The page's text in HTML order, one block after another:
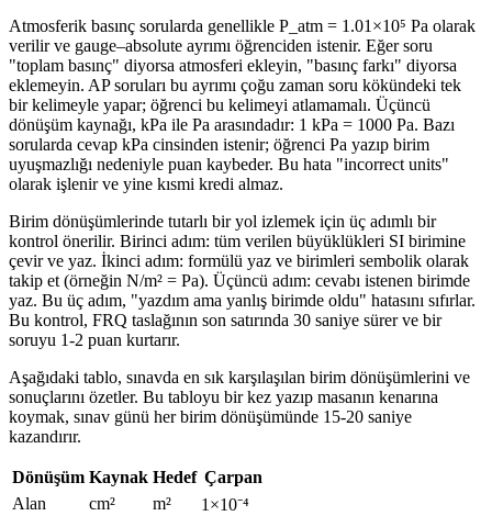
Atmosferik basınç sorularda genellikle P_atm = 1.01×10⁵ Pa olarak
verilir ve gauge–absolute ayrımı öğrenciden istenir. Eğer soru
"toplam basınç" diyorsa atmosferi ekleyin, "basınç farkı" diyorsa
eklemeyin. AP soruları bu ayrımı çoğu zaman soru kökündeki tek
bir kelimeyle yapar; öğrenci bu kelimeyi atlamamalı. Üçüncü
dönüşüm kaynağı, kPa ile Pa arasındadır: 1 kPa = 1000 Pa. Bazı
sorularda cevap kPa cinsinden istenir; öğrenci Pa yazıp birim
uyuşmazlığı nedeniyle puan kaybeder. Bu hata "incorrect units"
olarak işlenir ve yine kısmi kredi almaz.
Birim dönüşümlerinde tutarlı bir yol izlemek için üç adımlı bir
kontrol önerilir. Birinci adım: tüm verilen büyüklükleri SI birimine
çevir ve yaz. İkinci adım: formülü yaz ve birimleri sembolik olarak
takip et (örneğin N/m² = Pa). Üçüncü adım: cevabı istenen birimde
yaz. Bu üç adım, "yazdım ama yanlış birimde oldu" hatasını sıfırlar.
Bu kontrol, FRQ taslağının son satırında 30 saniye sürer ve bir
soruyu 1-2 puan kurtarır.
Aşağıdaki tablo, sınavda en sık karşılaşılan birim dönüşümlerini ve
sonuçlarını özetler. Bu tabloyu bir kez yazıp masanın kenarına
koymak, sınav günü her birim dönüşümünde 15-20 saniye
kazandırır.
Dönüşüm Kaynak Hedef Çarpan
Alan
cm² m²
1×10⁻⁴